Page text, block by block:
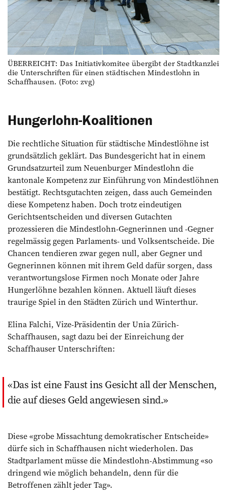
ÜBERREICHT: Das Initiativkomitee übergibt der Stadtkanzlei
die Unterschriften für einen städtischen Mindestlohn in
Schaffhausen. (Foto: zvg)
Hungerlohn-Koalitionen
Die rechtliche Situation für städtische Mindestlöhne ist
grundsätzlich geklärt. Das Bundesgericht hat in einem
Grundsatzurteil zum Neuenburger Mindestlohn die
kantonale Kompetenz zur Einführung von Mindestlöhnen
bestätigt. Rechtsgutachten zeigen, dass auch Gemeinden
diese Kompetenz haben. Doch trotz eindeutigen
Gerichtsentscheiden und diversen Gutachten
prozessieren die Mindestlohn-Gegnerinnen und -Gegner
regelmässig gegen Parlaments- und Volksentscheide. Die
Chancen tendieren zwar gegen null, aber Gegner und
Gegnerinnen können mit ihrem Geld dafür sorgen, dass
verantwortungslose Firmen noch Monate oder Jahre
Hungerlöhne bezahlen können. Aktuell läuft dieses
traurige Spiel in den Städten Zürich und Winterthur.
Elina Falchi, Vize-Präsidentin der Unia Zürich-
Schaffhausen, sagt dazu bei der Einreichung der
Schaffhauser Unterschriften:
Das ist eine Faust ins Gesicht all der Menschen,
die auf dieses Geld angewiesen sind.
Diese «grobe Missachtung demokratischer Entscheide»
dürfe sich in Schaffhausen nicht wiederholen. Das
Stadtparlament müsse die Mindestlohn-Abstimmung «so
dringend wie möglich behandeln, denn für die
Betroffenen zählt jeder Tag».